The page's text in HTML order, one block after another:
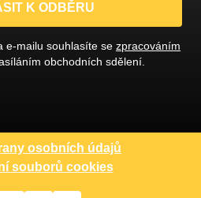
K ODBĚRU
e-mailu souhlasíte se zpracováním
obchodních sdělení.
osobních údajů
souborů cookies